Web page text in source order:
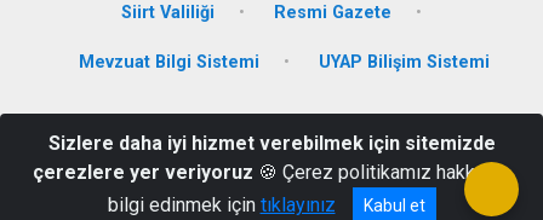
Siirt Valiliği Resmi Gazete
Mevzuat Bilgi Sistemi UYAP Bilişim Sistemi
PERVARİ/SİİRT
Telefon: 0 484 361 2001 Santral Fax: 0 484 361 2244
Sizlere daha iyi hizmet verebilmek için sitemizde
çerezlere yer veriyoruz 🍪 Çerez politikamız hakkında
bilgi edinmek için tıklayınız Kabul et